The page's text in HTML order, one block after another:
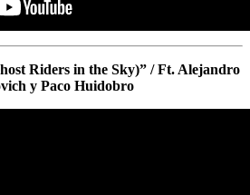
Riders in the Sky)” / Ft. Alejandro
y Paco Huidobro